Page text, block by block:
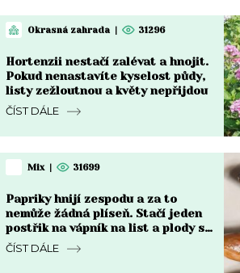
Okrasná zahrada | 31296
Hortenzii nestačí zalévat a hnojit.
Pokud nenastavíte kyselost půdy,
listy zežloutnou a květy nepřijdou
ČÍST DÁLE
Mix | 31699
Papriky hnijí zespodu a za to
nemůže žádná plíseň. Stačí jeden
postřik na vápník na list a plody se
vzpamatují do týdne
ČÍST DÁLE